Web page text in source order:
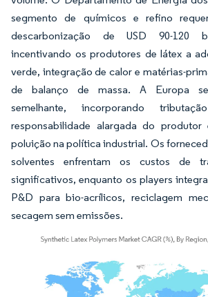
segmento de químicos e refino
descarbonização de USD 90-120
incentivando os produtores de látex a
verde, integração de calor e matérias-
de balanço de massa. A Europa
semelhante, incorporando
responsabilidade alargada do
poluição na política industrial. Os
solventes enfrentam os custos de
significativos, enquanto os players
P&D para bio-acrílicos, reciclagem
secagem sem emissões.